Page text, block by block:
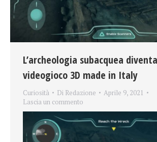
L’archeologia subacquea
videogioco 3D made in Italy
Curiosità Di Redazione
Aprile 9, 2021
Lascia un commento